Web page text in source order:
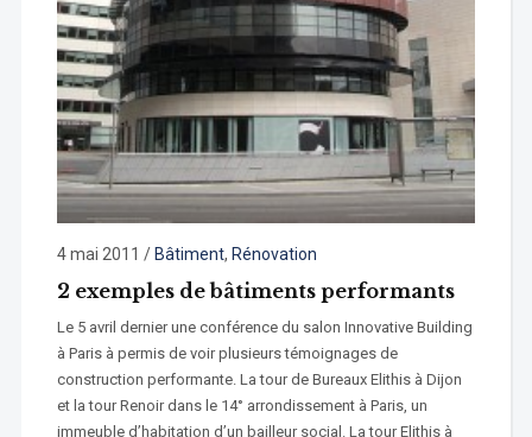
4 mai 2011 / Bâtiment, Rénovation
2 exemples de bâtiments performants
Le 5 avril dernier une conférence du salon Innovative Building
à Paris à permis de voir plusieurs témoignages de
construction performante. La tour de Bureaux Elithis à Dijon
et la tour Renoir dans le 14° arrondissement à Paris, un
immeuble d’habitation d’un bailleur social. La tour Elithis à